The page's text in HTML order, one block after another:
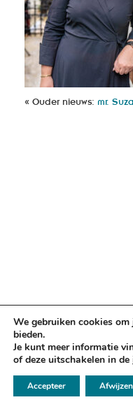
« Ouder nieuws: mr.
✉
We gebruiken cookies
bieden.
Je kunt meer informatie
of deze uitschakelen in de
Accepteer Afwijzen